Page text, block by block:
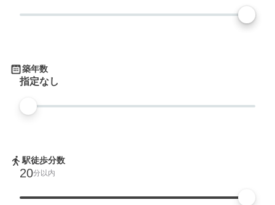
築年数
指定なし
駅徒歩分数
20分以内